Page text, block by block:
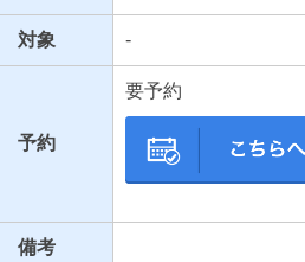
対象 -
予約
要予約
備考